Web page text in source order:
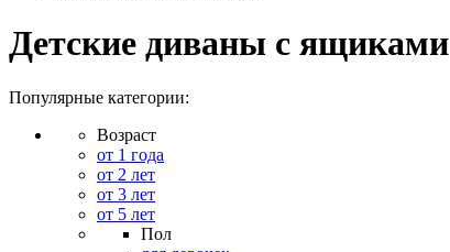
Детские диваны с ящиками
Популярные категории:
Возраст
от 1 года
от 2 лет
от 3 лет
от 5 лет
Пол